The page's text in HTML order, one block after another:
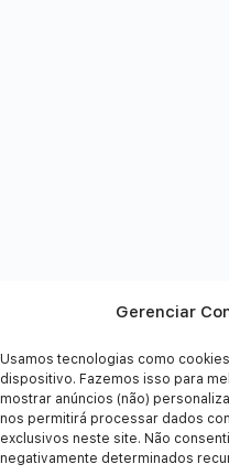
Gerenciar
Usamos tecnologias como
dispositivo. Fazemos isso para
mostrar anúncios (não)
nos permitirá processar dados
exclusivos neste site. Não
negativamente determinados